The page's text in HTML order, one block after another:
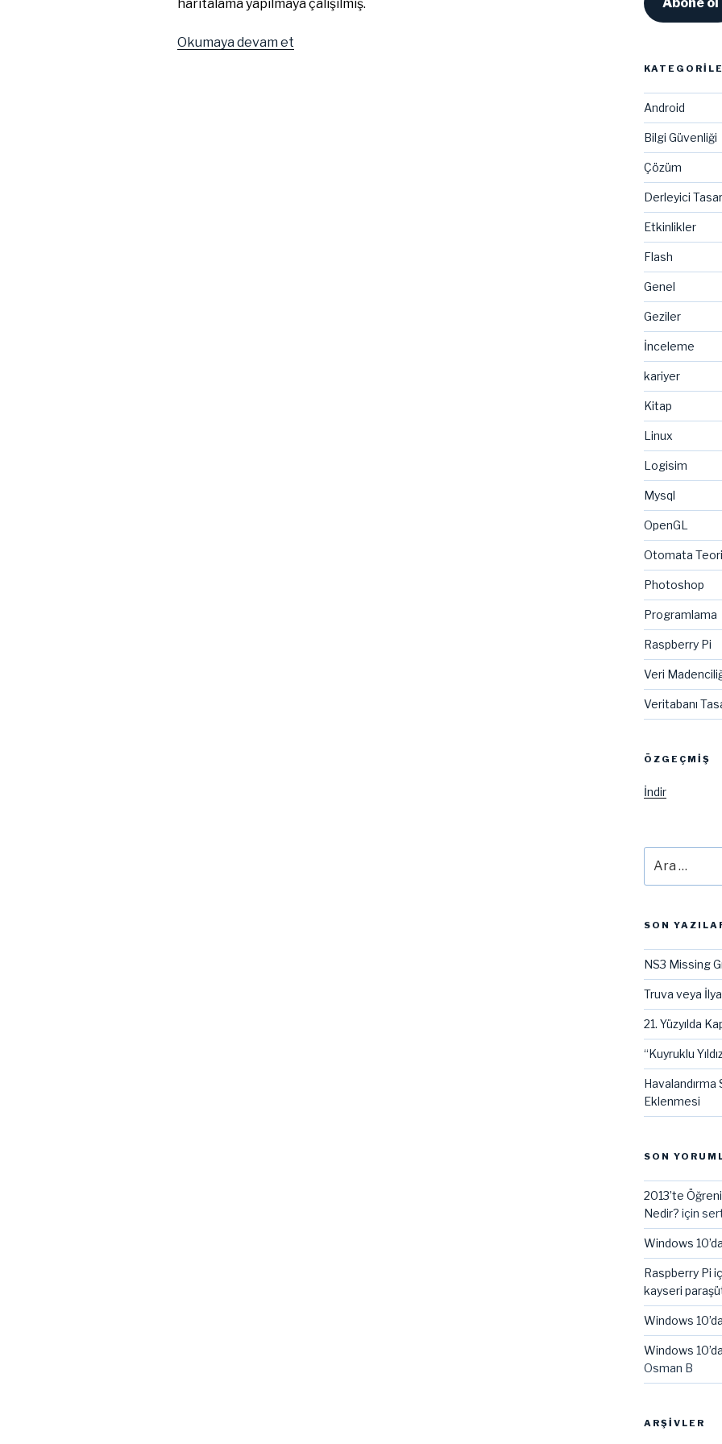
haritalama yapılmaya çalışılmış.
Okumaya devam et
Abone ol
Android
Bilgi Güvenliği
Çözüm
Derleyici
Etkinlikler
Flash
Genel
Geziler
İnceleme
kariyer
Kitap
Linux
Logisim
Mysql
OpenGL
Otomata Teori
Photoshop
Programlama
Raspberry Pi
Veri
Veritabanı
ÖZGEÇMIŞ
İndir
SON
NS3 Missing
Truva veya
21. Yüzyılda
“Kuyruklu
Eklenmesi
SON
2013’te
Nedir? için
Windows
Raspberry Pi
kayseri
Windows
Windows
Osman B
ARŞIVLER